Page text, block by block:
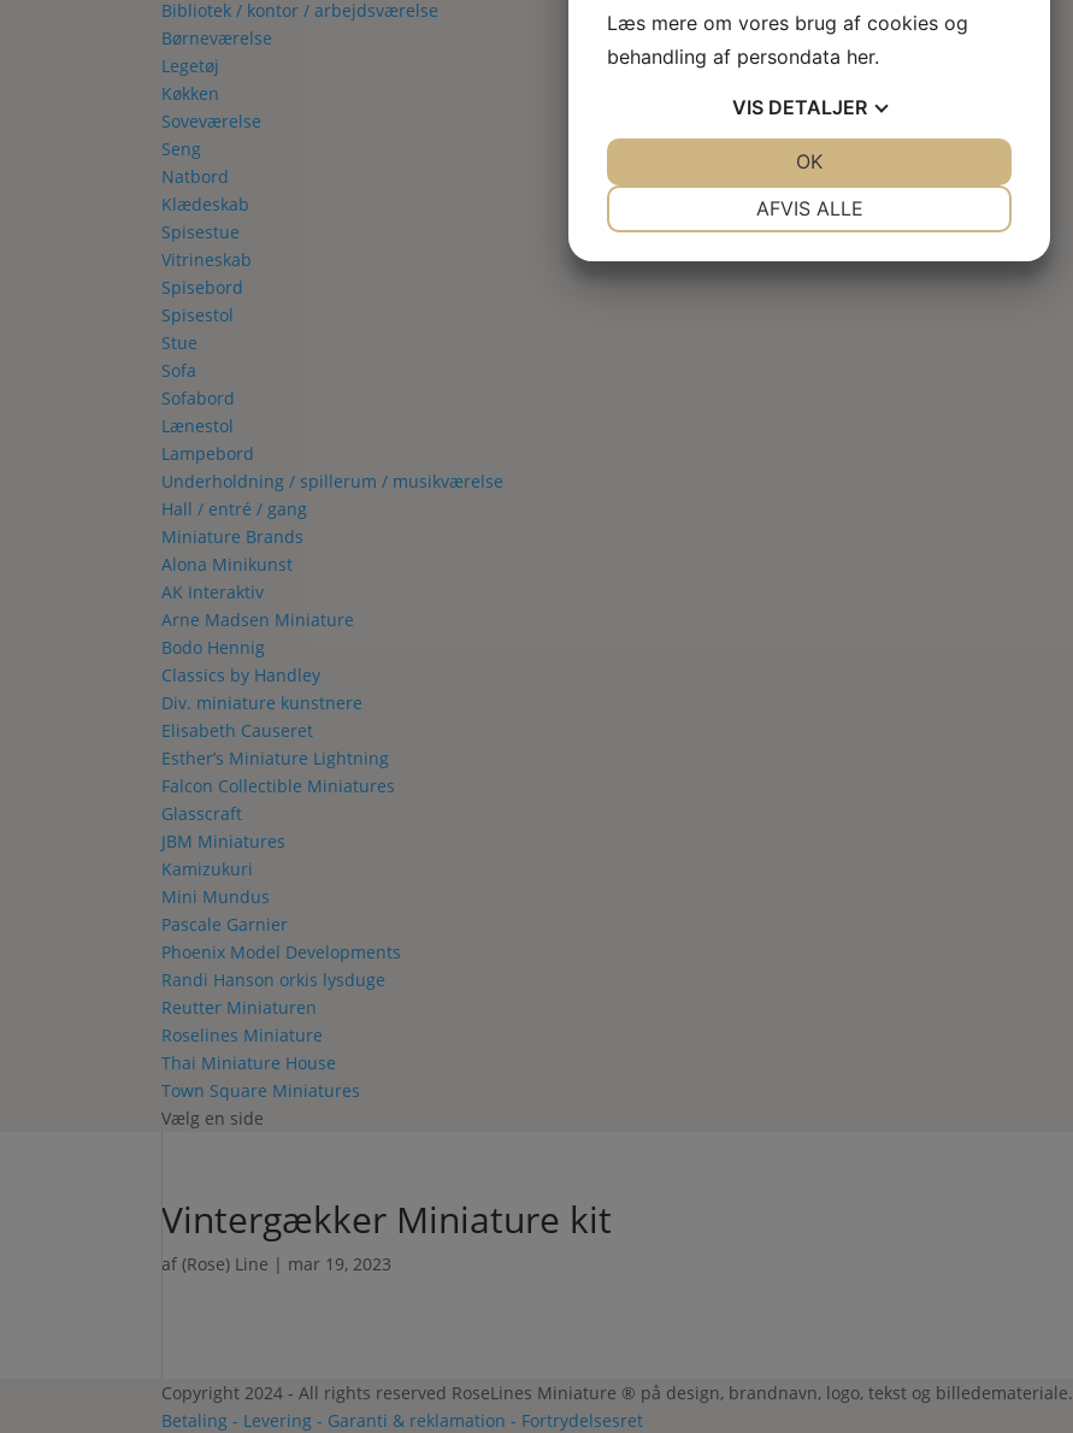
Bibliotek / kontor / arbejdsværelse
Børneværelse
Legetøj
Køkken
Soveværelse
Seng
Natbord
Klædeskab
Spisestue
Vitrineskab
Spisebord
Spisestol
Stue
Sofa
Sofabord
Lænestol
Lampebord
Underholdning / spillerum / musikværelse
Hall / entré / gang
Miniature Brands
Alona Minikunst
AK Interaktiv
Arne Madsen Miniature
Bodo Hennig
Classics by Handley
Div. miniature kunstnere
Elisabeth Causeret
Esther’s Miniature Lightning
Falcon Collectible Miniatures
Glasscraft
JBM Miniatures
Kamizukuri
Mini Mundus
Pascale Garnier
Phoenix Model Developments
Randi Hanson orkis lysduge
Reutter Miniaturen
Roselines Miniature
Thai Miniature House
Town Square Miniatures
Vælg en side
Vintergækker Miniature kit
af(Rose) Line | mar 19, 2023
Copyright 2024 - All rights reserved RoseLines Miniature ® på design, brandnavn, logo, tekst og billedemateriale.
Betaling - Levering - Garanti & reklamation - Fortrydelsesret
Læs mere om vores brug af cookies og
behandling af persondata her.
VIS DETALJER
AFVIS ALLE
OK